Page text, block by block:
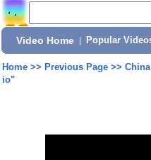
Video Home Popular
Home>> Previous Page>>
io"